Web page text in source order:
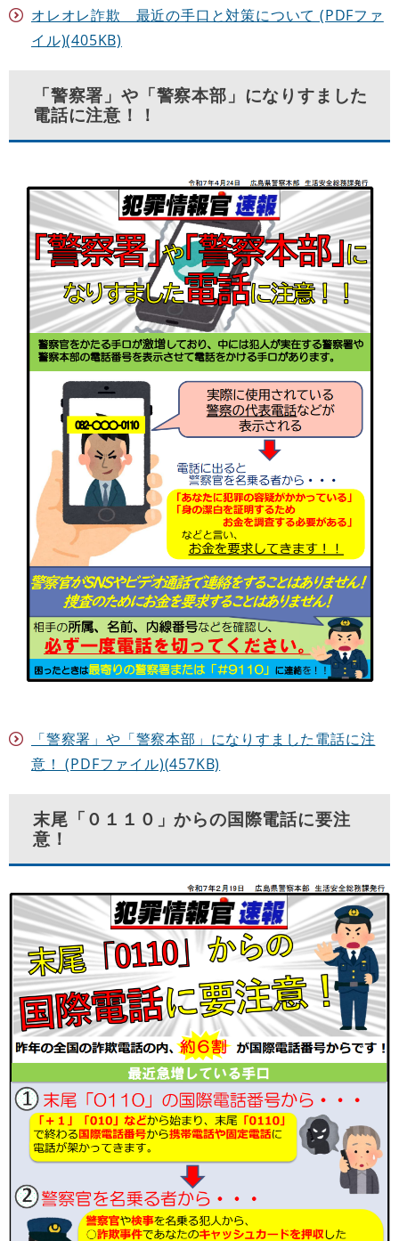
オレオレ詐欺 最近の手口と対策について (PDFファ
イル)(405KB)
「警察署」や「警察本部」になりすました
電話に注意！！
「警察署」や「警察本部」になりすました電話に注
意！ (PDFファイル)(457KB)
末尾「０１１０」からの国際電話に要注
意！